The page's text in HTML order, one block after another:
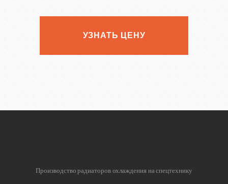
УЗНАТЬ ЦЕНУ
Производство радиаторов охлаждения на спецтехнику